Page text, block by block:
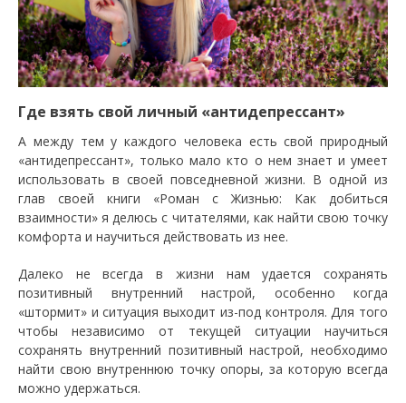
Где взять свой личный «антидепрессант»
А между тем у каждого человека есть свой природный
«антидепрессант», только мало кто о нем знает и умеет
использовать в своей повседневной жизни. В одной из
глав своей книги «Роман с Жизнью: Как добиться
взаимности» я делюсь с читателями, как найти свою точку
комфорта и научиться действовать из нее.
Далеко не всегда в жизни нам удается сохранять
позитивный внутренний настрой, особенно когда
«штормит» и ситуация выходит из-под контроля. Для того
чтобы независимо от текущей ситуации научиться
сохранять внутренний позитивный настрой, необходимо
найти свою внутреннюю точку опоры, за которую всегда
можно удержаться.